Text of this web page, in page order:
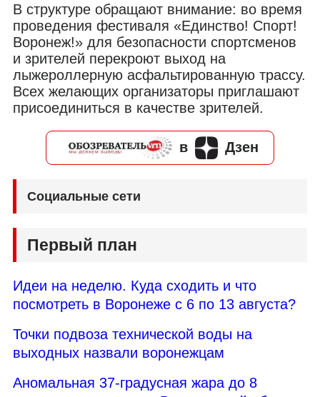
В структуре обращают внимание: во время
проведения фестиваля «Единство! Спорт!
Воронеж!» для безопасности спортсменов
и зрителей перекроют выход на
лыжероллерную асфальтированную трассу.
Всех желающих организаторы приглашают
присоединиться в качестве зрителей.
в Дзен
Социальные сети
Первый план
Идеи на неделю. Куда сходить и что
посмотреть в Воронеже с 6 по 13 августа?
Точки подвоза технической воды на
выходных назвали воронежцам
Аномальная 37-градусная жара до 8